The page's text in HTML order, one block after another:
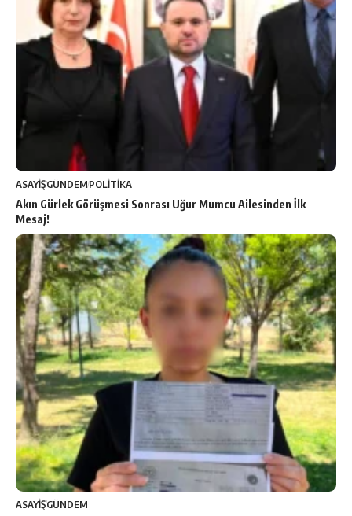
ASAYİŞGÜNDEMPOLİTİKA
Akın Gürlek Görüşmesi Sonrası Uğur Mumcu Ailesinden İlk
Mesaj!
ASAYİŞGÜNDEM